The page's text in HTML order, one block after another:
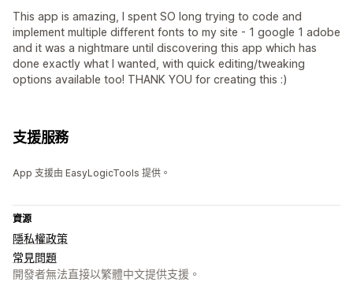
This app is amazing, I spent SO long trying to code and
implement multiple different fonts to my site - 1 google 1 adobe
and it was a nightmare until discovering this app which has
done exactly what I wanted, with quick editing/tweaking
options available too! THANK YOU for creating this :)
支援服務
App 支援由 EasyLogicTools 提供。
資源
隱私權政策
常見問題
開發者無法直接以繁體中文提供支援。